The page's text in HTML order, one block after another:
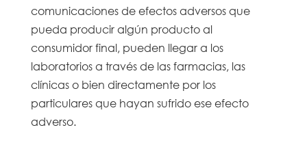
comunicaciones de efectos adversos que
pueda producir algún producto al
consumidor final, pueden llegar a los
laboratorios a través de las farmacias, las
clínicas o bien directamente por los
particulares que hayan sufrido ese efecto
adverso.